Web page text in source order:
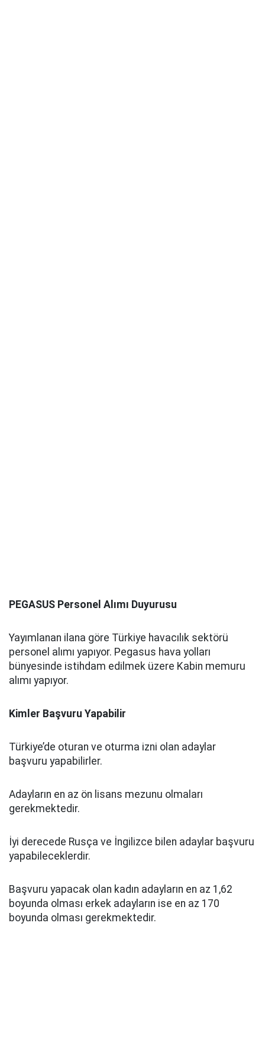
PEGASUS Personel Alımı Duyurusu
Yayımlanan ilana göre Türkiye havacılık sektörü
personel alımı yapıyor. Pegasus hava yolları
bünyesinde istihdam edilmek üzere Kabin memuru
alımı yapıyor.
Kimler Başvuru Yapabilir
Türkiye’de oturan ve oturma izni olan adaylar
başvuru yapabilirler.
Adayların en az ön lisans mezunu olmaları
gerekmektedir.
İyi derecede Rusça ve İngilizce bilen adaylar başvuru
yapabileceklerdir.
Başvuru yapacak olan kadın adayların en az 1,62
boyunda olması erkek adayların ise en az 170
boyunda olması gerekmektedir.